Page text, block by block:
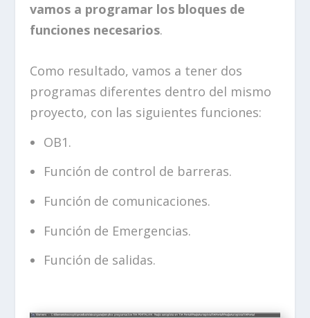
vamos a programar los bloques de
funciones necesarios.
Como resultado, vamos a tener dos
programas diferentes dentro del mismo
proyecto, con las siguientes funciones:
OB1.
Función de control de barreras.
Función de comunicaciones.
Función de Emergencias.
Función de salidas.